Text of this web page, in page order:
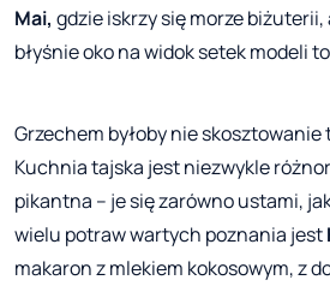
Mai, gdzie iskrzy się morze
błyśnie oko na widok setek modeli
Grzechem byłoby nie
Kuchnia tajska jest niezwykle
pikantna – je się zarówno ustami,
wielu potraw wartych poznania jest
makaron z mlekiem kokosowym, z